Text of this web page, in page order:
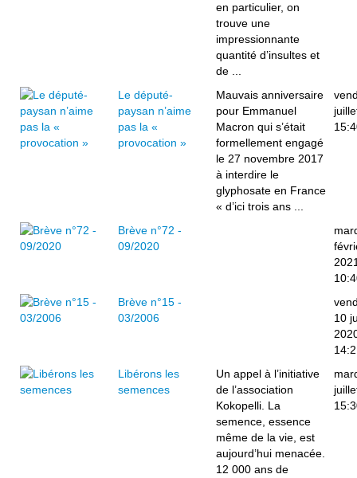
en particulier, on
trouve une
impressionnante
quantité d’insultes et
de ...
Le député-
paysan n’aime
pas la «
provocation »
Mauvais anniversaire
pour Emmanuel
Macron qui s’était
formellement engagé
le 27 novembre 2017
à interdire le
glyphosate en France
« d’ici trois ans ...
Brève n°72 -
09/2020
Brève n°15 -
03/2006
10
Libérons les
semences
Un appel à l’initiative
de l’association
Kokopelli. La
semence, essence
même de la vie, est
aujourd’hui menacée.
12 000 ans de